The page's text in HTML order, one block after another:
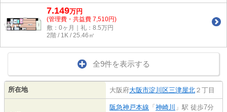
7.149万円
(管理費・共益費 7,510円)
敷：0ヶ月｜礼：8.5万円
2階 / 1K / 25.46㎡
全9件を表示する
所在地 大阪府大阪市淀川区三津屋北 ２丁目
阪急神戸本線 「 神崎川 」駅 徒歩7分